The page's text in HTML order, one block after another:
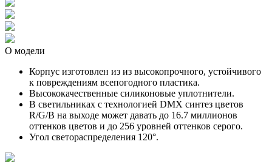
О модели
Корпус изготовлен из из высокопрочного, устойчивого
к повреждениям всепогодного пластика.
Высококачественные силиконовые уплотнители.
В светильниках с технологией DMX синтез цветов
R/G/B на выходе может давать до 16.7 миллионов
оттенков цветов и до 256 уровней оттенков серого.
Угол светораспределения 120°.